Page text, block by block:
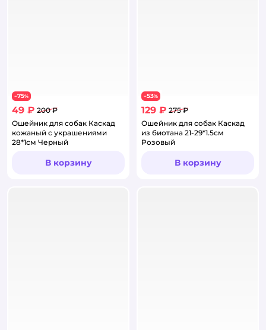
−75%
49 ₽ 200 ₽
Ошейник для собак Каскад
кожаный с украшениями
28*1см Черный
В корзину
−53%
129 ₽ 275 ₽
Ошейник для собак Каскад
из биотана 21-29*1.5см
Розовый
В корзину